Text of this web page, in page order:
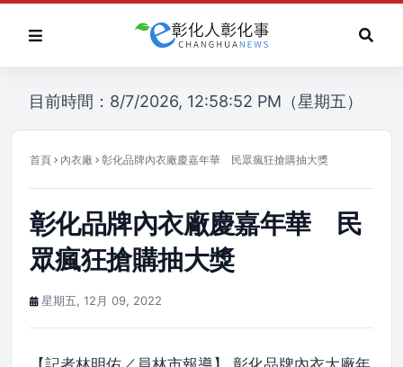
目前時間：8/7/2026, 12:58:52 PM（星期五）
首頁 內衣廠 彰化品牌內衣廠慶嘉年華 民眾瘋狂搶購抽大獎
彰化品牌內衣廠慶嘉年華 民
眾瘋狂搶購抽大獎
星期五, 12月 09, 2022